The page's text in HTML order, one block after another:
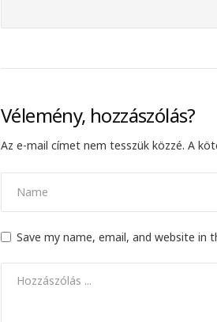
Vélemény, hozzászólás?
Az e-mail címet nem tesszük közzé. A
Save my name, email, and website